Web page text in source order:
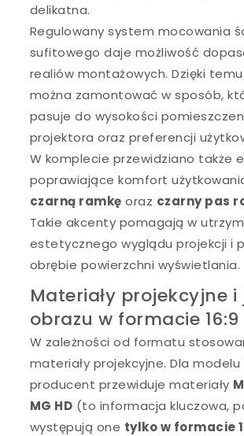
delikatna.
Regulowany system mocowania
sufitowego daje możliwość
realiów montażowych. Dzięki
można zamontować w sposób,
pasuje do wysokości
projektora oraz preferencji
W komplecie przewidziano także
poprawiające komfort
czarną ramkę oraz czarny pas
Takie akcenty pomagają w
estetycznego wyglądu projekcji i
obrębie powierzchni wyświetlania.
Materiały projekcyjne i
obrazu w formacie 16:9
W zależności od formatu
materiały projekcyjne. Dla modelu
producent przewiduje materiały
MG HD (to informacja kluczowa,
występują one tylko w formacie